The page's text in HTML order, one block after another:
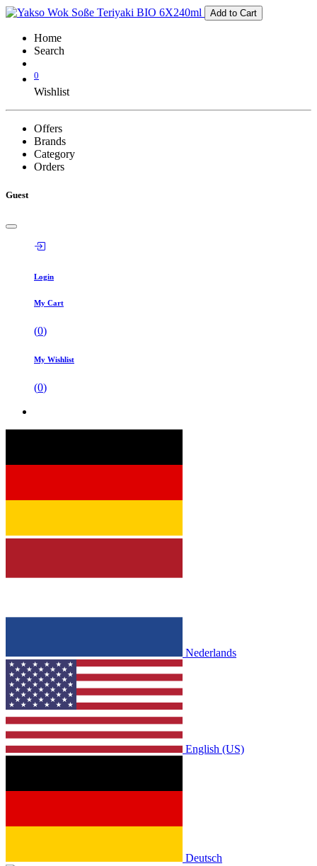
Add to Cart
Home
Search
0
Wishlist
Offers
Brands
Category
Orders
Guest
Login
My Cart
(0)
My Wishlist
(0)
Nederlands
English (US)
Deutsch